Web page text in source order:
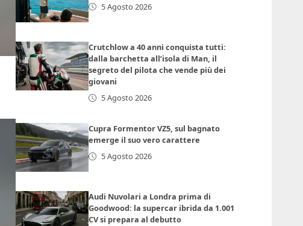
5 Agosto 2026
Crutchlow a 40 anni conquista tutti:
dalla barchetta all’isola di Man, il
segreto del pilota che vende più dei
giovani
5 Agosto 2026
Cupra Formentor VZ5, sul bagnato
emerge il suo vero carattere
5 Agosto 2026
Audi Nuvolari a Londra prima di
Goodwood: la supercar ibrida da 1.001
CV si prepara al debutto